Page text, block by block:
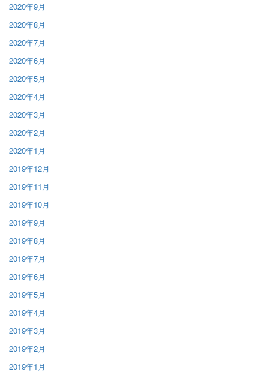
2020年9月
2020年8月
2020年7月
2020年6月
2020年5月
2020年4月
2020年3月
2020年2月
2020年1月
2019年12月
2019年11月
2019年10月
2019年9月
2019年8月
2019年7月
2019年6月
2019年5月
2019年4月
2019年3月
2019年2月
2019年1月